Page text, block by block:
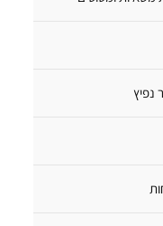
נפיץ